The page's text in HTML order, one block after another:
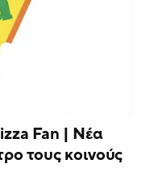
Fan | Νέα
τους κοινούς